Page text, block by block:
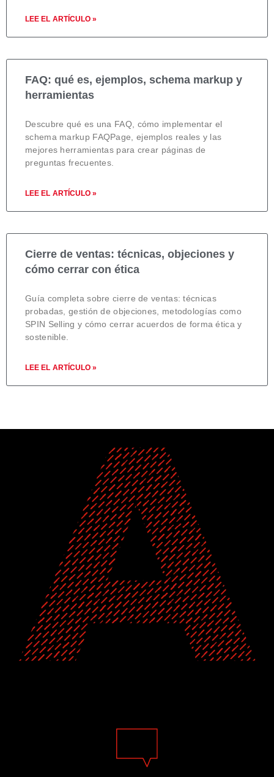
LEE EL ARTÍCULO »
FAQ: qué es, ejemplos, schema markup y
herramientas
Descubre qué es una FAQ, cómo implementar el
schema markup FAQPage, ejemplos reales y las
mejores herramientas para crear páginas de
preguntas frecuentes.
LEE EL ARTÍCULO »
Cierre de ventas: técnicas, objeciones y
cómo cerrar con ética
Guía completa sobre cierre de ventas: técnicas
probadas, gestión de objeciones, metodologías como
SPIN Selling y cómo cerrar acuerdos de forma ética y
sostenible.
LEE EL ARTÍCULO »